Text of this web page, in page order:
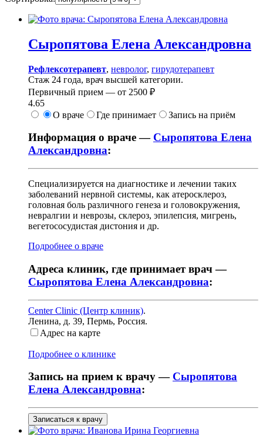
Сыропятова Елена Александровна
Рефлексотерапевт, невролог, гирудотерапевт
Стаж 24 года, врач высшей категории.
Первичный прием — от 2500 ₽
4.65
О враче
Где принимает Запись на приём
Информация о враче — Сыропятова Елена
Александровна:
Специализируется на диагностике и лечении таких
заболеваний нервной системы, как атеросклероз,
головная боль различного генеза и головокружения,
невралгии и неврозы, склероз, эпилепсия, мигрень,
вегетососудистая дистония и др.
Подробнее о враче
Адреса клиник, где принимает врач —
Сыропятова Елена Александровна:
Center Clinic (Центр клиник).
Ленина, д. 39, Пермь, Россия.
Адрес на карте
Подробнее о клинике
Запись на прием к врачу — Сыропятова
Елена Александровна:
Записаться к врачу